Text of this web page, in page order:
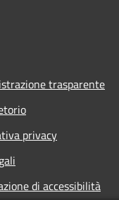
trasparente
privacy
di accessibilità